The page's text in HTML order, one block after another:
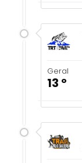
Geral
13 º